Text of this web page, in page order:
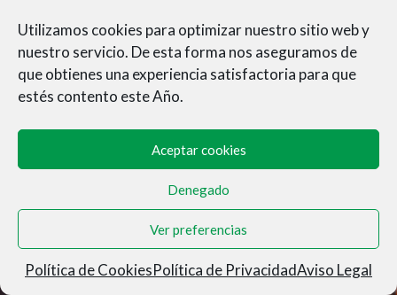
Utilizamos cookies para optimizar nuestro sitio web y
nuestro servicio. De esta forma nos aseguramos de
que obtienes una experiencia satisfactoria para que
estés contento este Año.
Aceptar cookies
Denegado
Ver preferencias
Política de CookiesPolítica de PrivacidadAviso Legal
MUNERASONG®- © 2026
Aviso Legal|Privacidad|Condiciones de Venta|
Cookies